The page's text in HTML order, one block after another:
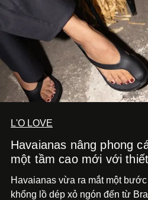
L'O LOVE
Havaianas nâng phong
một tầm cao mới với
Havaianas vừa ra mắt một
khổng lồ dép xỏ ngón đến từ